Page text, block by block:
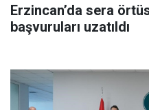
Erzincan’da sera
başvuruları uzatıldı